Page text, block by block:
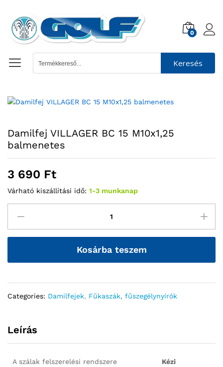
0
Keresés
Damilfej VILLAGER BC 15 M10x1,25
balmenetes
3 690 Ft
Várható kiszállítási idő: 1-3 munkanap
Kosárba teszem
Categories: Damilfejek, Fűkaszák, fűszegélynyírók
Leírás
A szálak felszerelési rendszere
Kézi